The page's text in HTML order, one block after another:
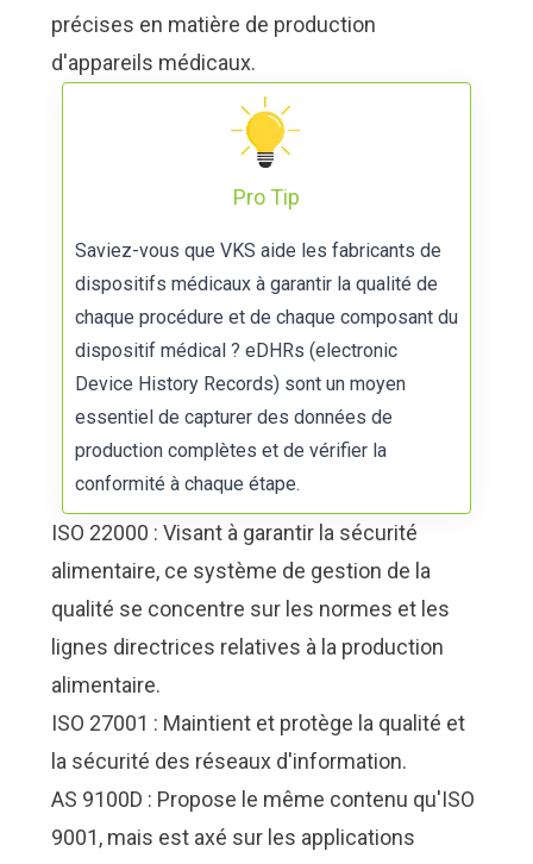
précises en matière de production
d'appareils médicaux.
Pro Tip
Saviez-vous que VKS aide les fabricants de
dispositifs médicaux à garantir la qualité de
chaque procédure et de chaque composant du
dispositif médical ? eDHRs (electronic
Device History Records)sont un moyen
essentiel de capturer des données de
production complètes et de vérifier la
conformité à chaque étape.
ISO 22000 : Visant à garantir la sécurité
alimentaire, ce système de gestion de la
qualité se concentre sur les normes et les
lignes directrices relatives à la production
alimentaire.
ISO 27001 : Maintient et protège la qualité et
la sécurité des réseaux d'information.
AS 9100D : Propose le même contenu qu'ISO
9001, mais est axé sur les applications